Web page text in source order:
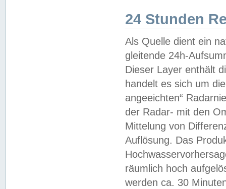
24 Stunden
Als Quelle dient ein
gleitende 24h-
Dieser Layer enthält
handelt es sich um
angeeichten“
der Radar- mit den
Mittelung von
Auflösung. Das
räumlich hoch
werden ca. 30